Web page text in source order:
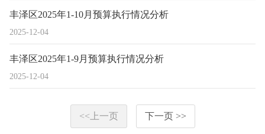
2025-12-04
丰泽区2025年1-10月预算执行情况分析
2025-12-04
丰泽区2025年1-9月预算执行情况分析
<<上一页 下一页 >>